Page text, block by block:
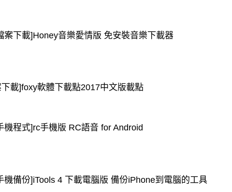
案下載]Honey音樂愛情版 免安裝音樂下載器
載]foxy軟體下載點2017中文版載點
機程式]rc手機版 RC語音 for Android
機備份]iTools 4 下載電腦版 備份iPhone到電腦的工具